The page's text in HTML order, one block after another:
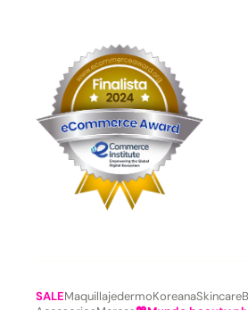
SALEMaquillajedermoKoreanaSkincare